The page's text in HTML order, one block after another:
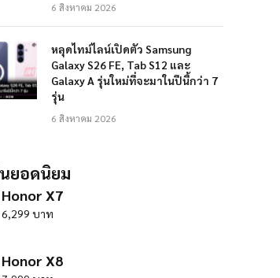
6 สิงหาคม 2026
หลุดไทม์ไลน์เปิดตัว Samsung
Galaxy S26 FE, Tab S12 และ
Galaxy A รุ่นใหม่ที่จะมาในปีนี้กว่า 7
รุ่น
6 สิงหาคม 2026
ยอดนิยม
Honor X7
6,299 บาท
Honor X8